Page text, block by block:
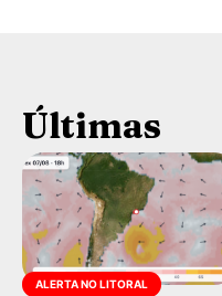
Últimas
ALERTA NO LITORAL